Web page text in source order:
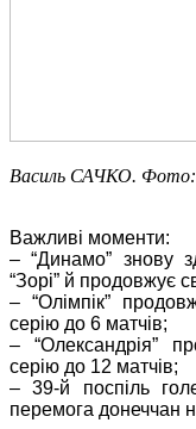
Василь САЧКО. Фото:
Важливі моменти:
– “Динамо” знову
“Зорі” й продовжує
– “Олімпік”
серію до 6 матчів;
– “Олександрія”
серію до 12 матчів;
– 39-й поспіль
перемога донеччан